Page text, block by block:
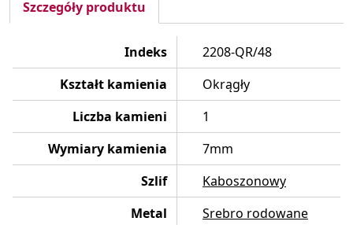
Szczegóły produktu
Indeks
2208-QR/48
Kształt kamienia
Okrągły
Liczba kamieni
1
Wymiary kamienia
7mm
Szlif
Kaboszonowy
Metal
Srebro rodowane